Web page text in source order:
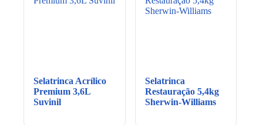
Selatrinca Acrílico
Premium 3,6L
Suvinil
Selatrinca
Restauração 5,4kg
Sherwin-Williams